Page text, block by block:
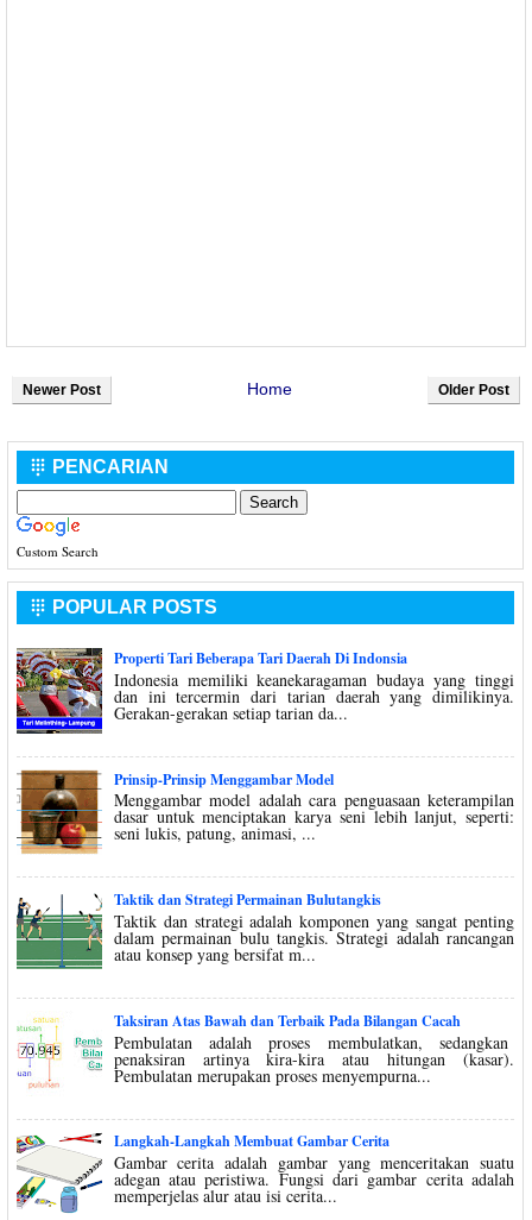
Newer Post Older Post
Home
 PENCARIAN
Custom Search
 POPULAR POSTS
Properti Tari Beberapa Tari Daerah Di Indonsia
Indonesia memiliki keanekaragaman budaya yang tinggi
dan ini tercermin dari tarian daerah yang dimilikinya.
Gerakan-gerakan setiap tarian da...
Prinsip-Prinsip Menggambar Model
Menggambar model adalah cara penguasaan keterampilan
dasar untuk menciptakan karya seni lebih lanjut, seperti:
seni lukis, patung, animasi, ...
Taktik dan Strategi Permainan Bulutangkis
Taktik dan strategi adalah komponen yang sangat penting
dalam permainan bulu tangkis. Strategi adalah rancangan
atau konsep yang bersifat m...
Taksiran Atas Bawah dan Terbaik Pada Bilangan Cacah
Pembulatan adalah proses membulatkan, sedangkan
penaksiran artinya kira-kira atau hitungan (kasar).
Pembulatan merupakan proses menyempurna...
Langkah-Langkah Membuat Gambar Cerita
Gambar cerita adalah gambar yang menceritakan suatu
adegan atau peristiwa. Fungsi dari gambar cerita adalah
memperjelas alur atau isi cerita...